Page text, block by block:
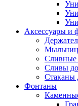
Аксессуары и
Сливы
Стаканы
Фонтаны